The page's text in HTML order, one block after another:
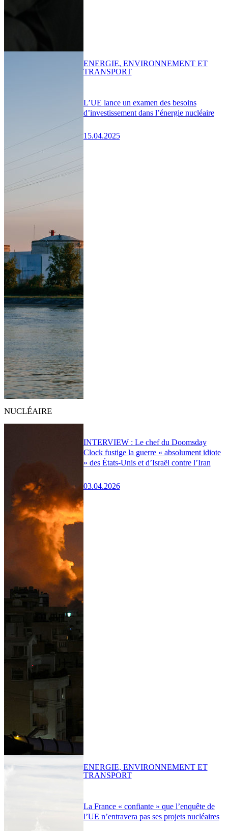
L’UE lance un examen des besoins
d’investissement dans l’énergie nucléaire
15.04.2025
ENERGIE, ENVIRONNEMENT ET
TRANSPORT
NUCLÉAIRE
INTERVIEW : Le chef du Doomsday
Clock fustige la guerre « absolument idiote
» des États-Unis et d’Israël contre l’Iran
03.04.2026
La France « confiante » que l’enquête de
l’UE n’entravera pas ses projets nucléaires
ENERGIE, ENVIRONNEMENT ET
TRANSPORT